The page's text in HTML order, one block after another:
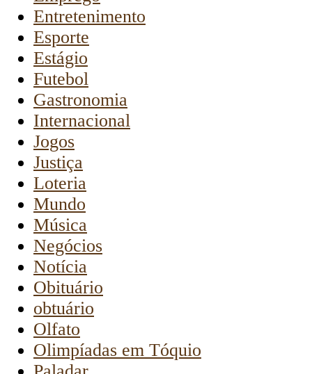
Entretenimento
Esporte
Estágio
Futebol
Gastronomia
Internacional
Jogos
Justiça
Loteria
Mundo
Música
Negócios
Notícia
Obituário
obtuário
Olfato
Olimpíadas em Tóquio